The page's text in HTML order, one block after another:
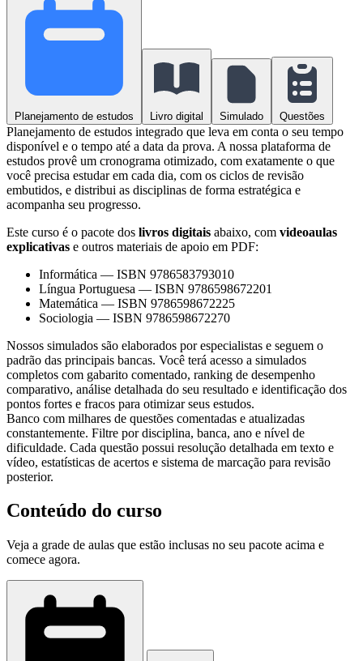
Planejamento de estudos Livro digital Simulado Questões
Planejamento de estudos integrado que leva em conta o seu tempo
disponível e o tempo até a data da prova. A nossa plataforma de
estudos provê um cronograma otimizado, com exatamente o que
você precisa estudar em cada dia, com os ciclos de revisão
embutidos, e distribui as disciplinas de forma estratégica e
acompanha seu progresso.
Este curso é o pacote dos livros digitais abaixo, com videoaulas
explicativas e outros materiais de apoio em PDF:
Informática — ISBN 9786583793010
Língua Portuguesa — ISBN 9786598672201
Matemática — ISBN 9786598672225
Sociologia — ISBN 9786598672270
Nossos simulados são elaborados por especialistas e seguem o
padrão das principais bancas. Você terá acesso a simulados
completos com gabarito comentado, ranking de desempenho
comparativo, análise detalhada do seu resultado e identificação dos
pontos fortes e fracos para otimizar seus estudos.
Banco com milhares de questões comentadas e atualizadas
constantemente. Filtre por disciplina, banca, ano e nível de
dificuldade. Cada questão possui resolução detalhada em texto e
vídeo, estatísticas de acertos e sistema de marcação para revisão
posterior.
Conteúdo do curso
Veja a grade de aulas que estão inclusas no seu pacote acima e
comece agora.